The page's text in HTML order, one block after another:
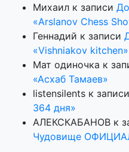
Михаил к записи
«Arslanov Chess
Геннадий к записи
«Vishniakov kitchen»
Мат одиночка к
«Асхаб Тамаев»
listensilents к записи
364 дня»
АЛЕКСКАБАНОВ к
Чудовище